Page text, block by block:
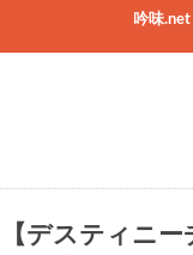
吟味
【デスティニ